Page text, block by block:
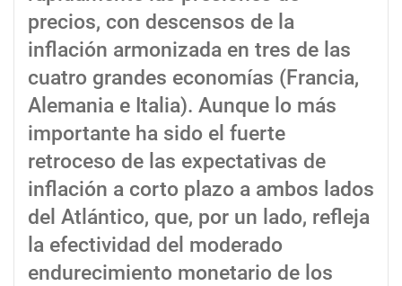
precios, con descensos de la
inflación armonizada en tres de las
cuatro grandes economías (Francia,
Alemania e Italia). Aunque lo más
importante ha sido el fuerte
retroceso de las expectativas de
inflación a corto plazo a ambos lados
del Atlántico, que, por un lado, refleja
la efectividad del moderado
endurecimiento monetario de los